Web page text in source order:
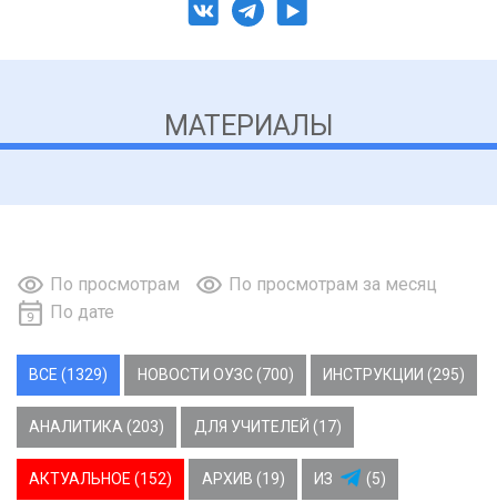
МАТЕРИАЛЫ
По просмотрам
По просмотрам за месяц
По дате
ВСЕ (1329) НОВОСТИ ОУЗС (700) ИНСТРУКЦИИ (295)
АНАЛИТИКА (203) ДЛЯ УЧИТЕЛЕЙ (17)
АКТУАЛЬНОЕ (152) АРХИВ (19) ИЗ (5)